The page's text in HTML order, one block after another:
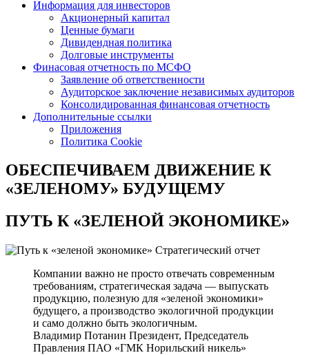
Информация для инвесторов
Акционерный капитал
Ценные бумаги
Дивидендная политика
Долговые инструменты
Финасовая отчетность по МСФО
Заявление об ответственности
Аудиторское заключение независимых аудиторов
Консолидированная финансовая отчетность
Дополнительные ссылки
Приложения
Политика Cookie
ОБЕСПЕЧИВАЕМ ДВИЖЕНИЕ К
«ЗЕЛЕНОМУ» БУДУЩЕМУ
ПУТЬ К«ЗЕЛЕНОЙ ЭКОНОМИКЕ»
Стратегический отчет
Компании важно не просто отвечать современным
требованиям, стратегическая задача — выпускать
продукцию, полезную для «зеленой экономики»
будущего, а производство экологичной продукции
и само должно быть экологичным.
Владимир Потанин Президент, Председатель
Правления ПАО «ГМК Норильский никель»